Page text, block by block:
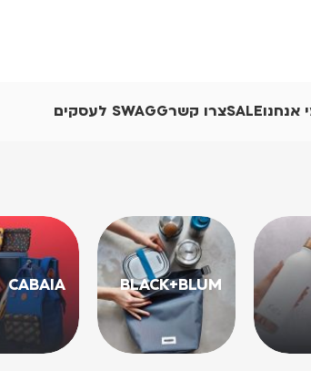
אנחנוSALEצרו קשרSWAGG לעסקים
BLACK+BLUM
CABAIA